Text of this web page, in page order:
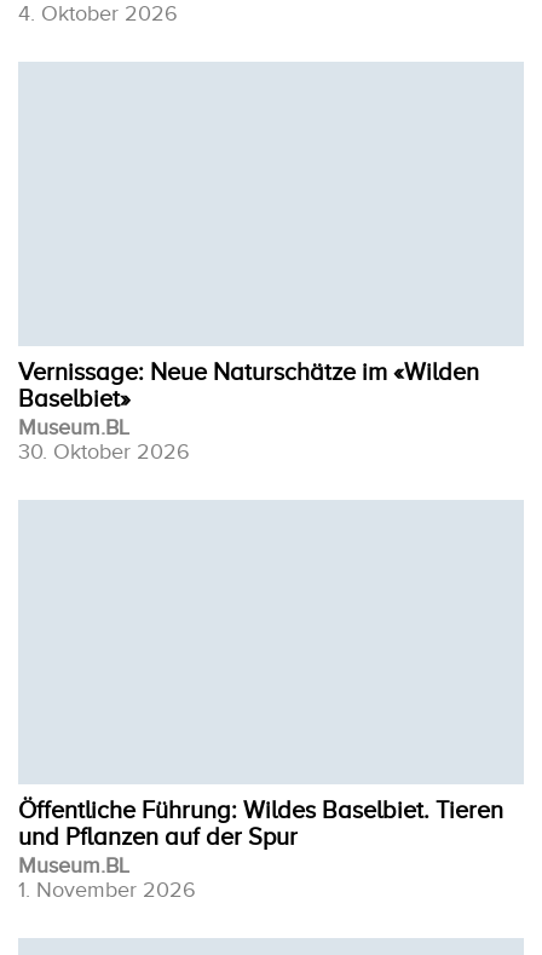
4. Oktober 2026
Vernissage: Neue Naturschätze im «Wilden
Baselbiet»
Museum.BL
30. Oktober 2026
Öffentliche Führung: Wildes Baselbiet. Tieren
und Pflanzen auf der Spur
Museum.BL
1. November 2026